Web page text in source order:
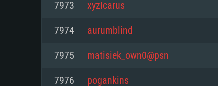
77XX / NVIDIA GeForce GTX
mínima suportada: 720p
Processador: Core i5 2.2GHz
não suportado)
Memória: 6 GB
Placa Gráfica: Intel Iris Pro
Processador: Dual-Core 2.4 GHz
Memória: 4 GB
Placa Gráfica: NVIDIA 660
recentes (não mais de 6
7973 xyzIcarus
7974 aurumblind
7975 matisiek_own0@psn
7976 pogankins